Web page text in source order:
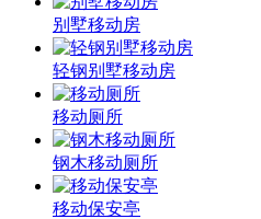
别墅移动房
轻钢别墅移动房
移动厕所
钢木移动厕所
移动保安亭